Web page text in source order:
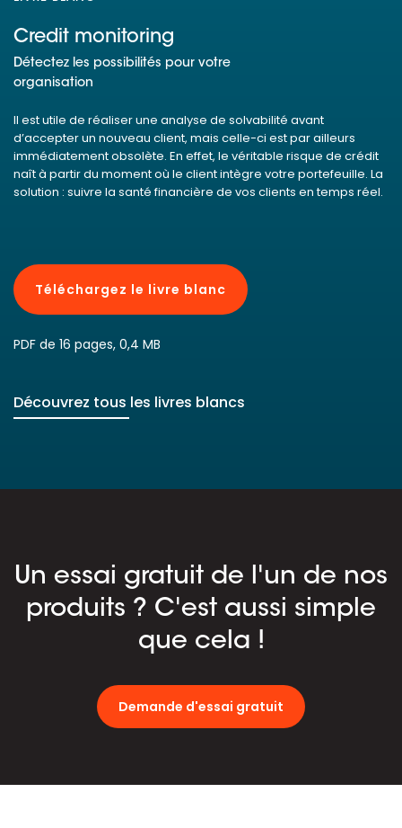
Credit monitoring
Détectez les possibilités pour votre
organisation
Il est utile de réaliser une analyse de solvabilité avant
d’accepter un nouveau client, mais celle-ci est par ailleurs
immédiatement obsolète. En effet, le véritable risque de crédit
naît à partir du moment où le client intègre votre portefeuille. La
solution : suivre la santé financière de vos clients en temps réel.
Téléchargez le livre blanc
PDF de 16 pages, 0,4 MB
Découvrez tous les livres blancs
Un essai gratuit de l'un de nos
produits ? C'est aussi simple
que cela !
Demande d'essai gratuit